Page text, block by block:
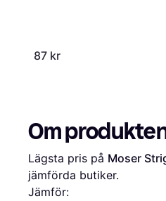
87 kr
Om
Lägsta pris på Moser
jämförda butiker.
Jämför: